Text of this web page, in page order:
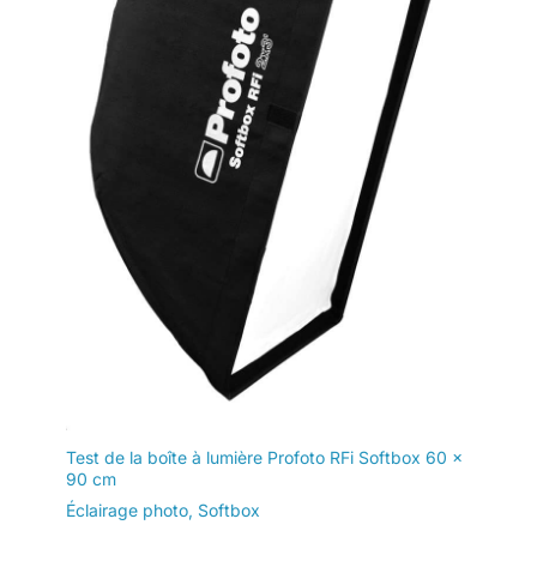
conception légère et durable
vous permet de le transporter
facilement et de le déplacer
facilement. Package List &
Customer Service：There will
be 2*LED studio light panels
with cable. adjustable tripod
stand for each light panel,
1*user manual, 1*storage bag,
2* 5V2A USB-C adapters.
Whatever you meet during the
usage or any defects arise, rest
assured that we are here to
assist you. Take it easy to reach
out, and we will take
responsibility and try our best
to resolve concerns until you are
completely satisfied. Your
satisfactory shopping
experience is our priority.
Test de la boîte à lumière Profoto RFi Softbox 60 x
90 cm
Éclairage photo, Softbox